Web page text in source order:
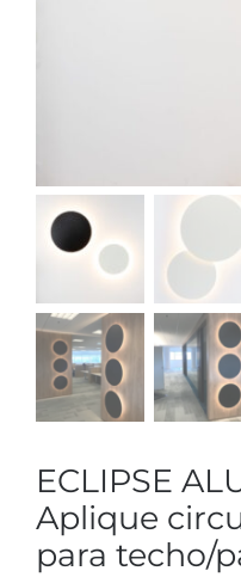
ECLIPSE
Aplique
para techo/